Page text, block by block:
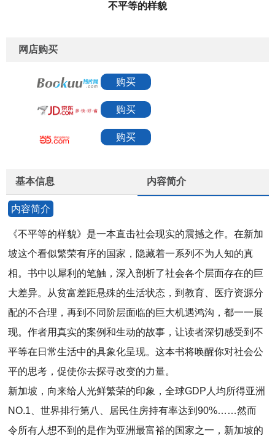
不平等的样貌
网店购买
购买
购买
购买
基本信息 内容简介
内容简介
《不平等的样貌》是一本直击社会现实的震撼之作。在新加
坡这个看似繁荣有序的国家，隐藏着一系列不为人知的真
相。书中以犀利的笔触，深入剖析了社会各个层面存在的巨
大差异。从贫富差距悬殊的生活状态，到教育、医疗资源分
配的不合理，再到不同阶层面临的巨大机遇鸿沟，都一一展
现。作者用真实的案例和生动的故事，让读者深切感受到不
平等在日常生活中的具象化呈现。这本书将唤醒你对社会公
平的思考，促使你去探寻改变的力量。
新加坡，向来给人光鲜繁荣的印象，全球GDP人均所得亚洲
NO.1、世界排行第八、居民住房持有率达到90%……然而
令所有人想不到的是作为亚洲最富裕的国家之一，新加坡的